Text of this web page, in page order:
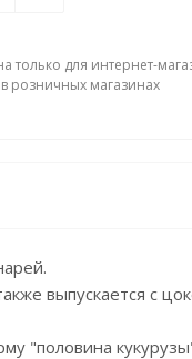
только для интернет-
в розничных магазинах
выпускается с
"половина